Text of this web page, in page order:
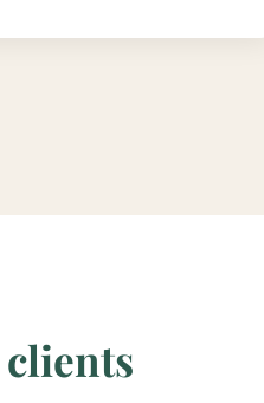
clients